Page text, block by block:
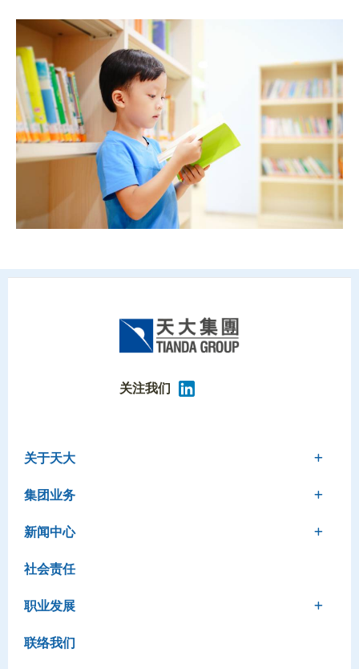
关注我们
关于天大
集团业务
新闻中心
社会责任
职业发展
联络我们